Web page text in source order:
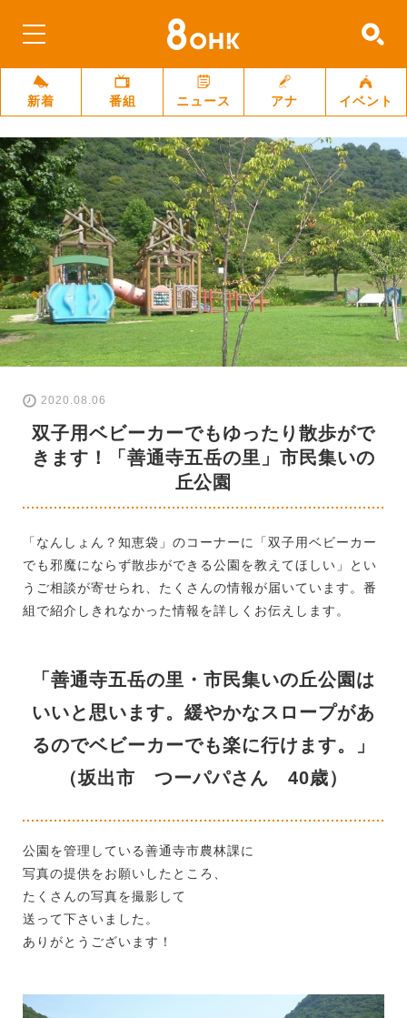
新着 番組 ニュース アナ イベント
2020.08.06
双子用ベビーカーでもゆったり散歩がで
きます！「善通寺五岳の里」市民集いの
丘公園
「なんしょん？知恵袋」のコーナーに「双子用ベビーカー
でも邪魔にならず散歩ができる公園を教えてほしい」とい
うご相談が寄せられ、たくさんの情報が届いています。番
組で紹介しきれなかった情報を詳しくお伝えします。
「善通寺五岳の里・市民集いの丘公園は
いいと思います。緩やかなスロープがあ
るのでベビーカーでも楽に行けます。」
（坂出市 つーパパさん 40歳）
公園を管理している善通寺市農林課に
写真の提供をお願いしたところ、
たくさんの写真を撮影して
送って下さいました。
ありがとうございます！